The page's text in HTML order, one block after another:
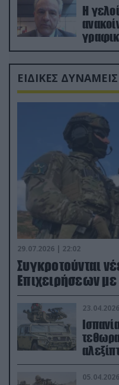
Η
ΕΙΔΙΚΕΣ ΔΥΝΑΜΕΙΣ
29.07.2026 | 22:02
Συγκροτούνται
Επιχειρήσεων
23.04.2026
ορμή
05.04.2026